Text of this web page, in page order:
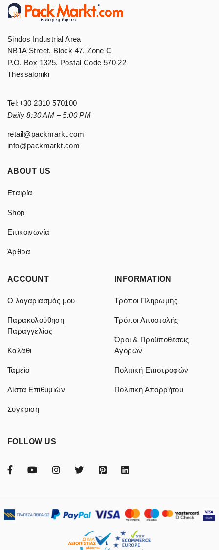
Sindos Industrial Area
NB1A Street, Block 47, Zone C
P.O. Box 1325, Postal Code 570 22
Thessaloniki
Tel:+30 2310 570100
Daily 8:30 AM – 5:00 PM
retail@packmarkt.com
info@packmarkt.com
ABOUT US
Εταιρία
Shop
Επικοινωνία
Άρθρα
ACCOUNT
Ο λογαριασμός μου
Παρακολούθηση
Παραγγελίας
Καλάθι
Ταμείο
Λίστα Επιθυμιών
Σύγκριση
INFORMATION
Τρόποι Πληρωμής
Τρόποι Αποστολής
Όροι & Προϋποθέσεις
Αγορών
Πολιτική Επιστροφών
Πολιτική Απορρήτου
FOLLOW US